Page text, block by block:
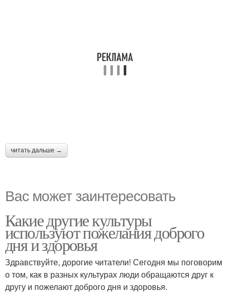
читать дальше →
Вас может заинтересовать
Какие другие культуры
используют пожелания доброго
дня и здоровья
Здравствуйте, дорогие читатели! Сегодня мы поговорим
о том, как в разных культурах люди обращаются друг к
другу и пожелают доброго дня и здоровья.